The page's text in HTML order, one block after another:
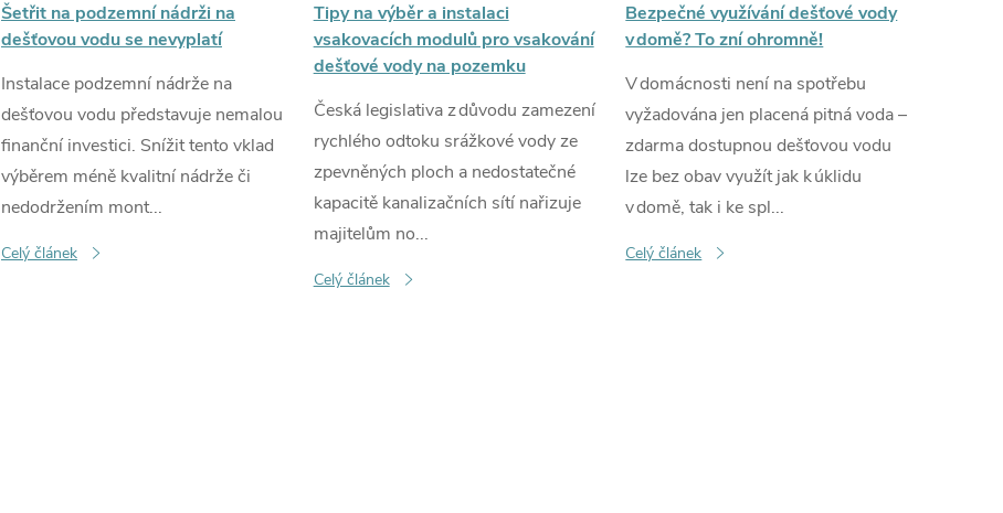
Šetřit na podzemní nádrži na
dešťovou vodu se nevyplatí
Instalace podzemní nádrže na
dešťovou vodu představuje nemalou
finanční investici. Snížit tento vklad
výběrem méně kvalitní nádrže či
nedodržením mont...
Celý článek
Tipy na výběr a instalaci
vsakovacích modulů pro vsakování
dešťové vody na pozemku
Česká legislativa z důvodu zamezení
rychlého odtoku srážkové vody ze
zpevněných ploch a nedostatečné
kapacitě kanalizačních sítí nařizuje
majitelům no...
Celý článek
Bezpečné využívání dešťové vody
v domě? To zní ohromně!
V domácnosti není na spotřebu
vyžadována jen placená pitná voda –
zdarma dostupnou dešťovou vodu
lze bez obav využít jak k úklidu
v domě, tak i ke spl...
Celý článek